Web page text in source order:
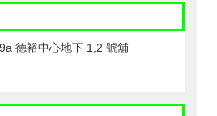
德裕中心地下 1,2 號舖